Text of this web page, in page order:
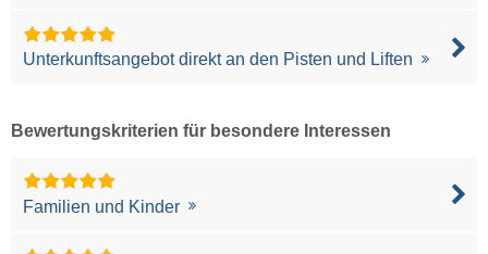
Unterkunftsangebot direkt an den Pisten und Liften
Bewertungskriterien für besondere Interessen
Familien und Kinder